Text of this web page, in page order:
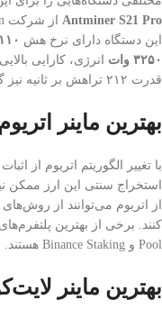
Antminer S21 Pro
این دستگاه دارای نرخ هش ۱۱۰
۳۲۵۰ وات انرژی، کارایی
قدرت ۲۱۲ تراهش بر ثانیه نیز گزینه‌ای قدرتمند محسوب می‌شود.
بهترین ماینر
استخراج سنتی این ارز ممکن
Pool و Binance Staking هستند.
بهترین ماینر